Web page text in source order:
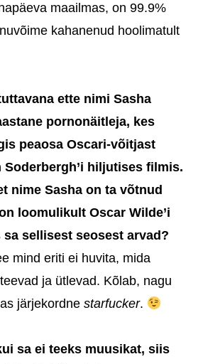
maailmas, on 99.9%
kahanenud hoolimatult
ette nimi Sasha
pornonäitleja, kes
peaosa Oscari-võitjast
Soderbergh’i hiljutises filmis.
nime Sasha on ta võtnud
loomulikult Oscar Wilde’i
sa sellisest seosest arvad?
mind eriti ei huvita, mida
ja ütlevad. Kõlab, nagu
järjekordne starfucker.
sa ei teeks muusikat, siis